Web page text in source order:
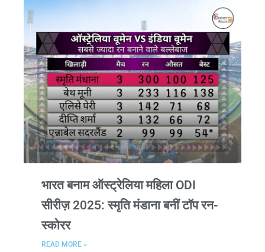
भारत बनाम ऑस्ट्रेलिया महिला ODI
सीरीज़ 2025: स्मृति मंडाना बनीं टॉप रन-
स्कोरर
READ MORE »